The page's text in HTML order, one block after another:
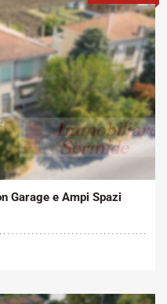
Metratura Commerciale:
200 m2
Garage e Ampi Spazi